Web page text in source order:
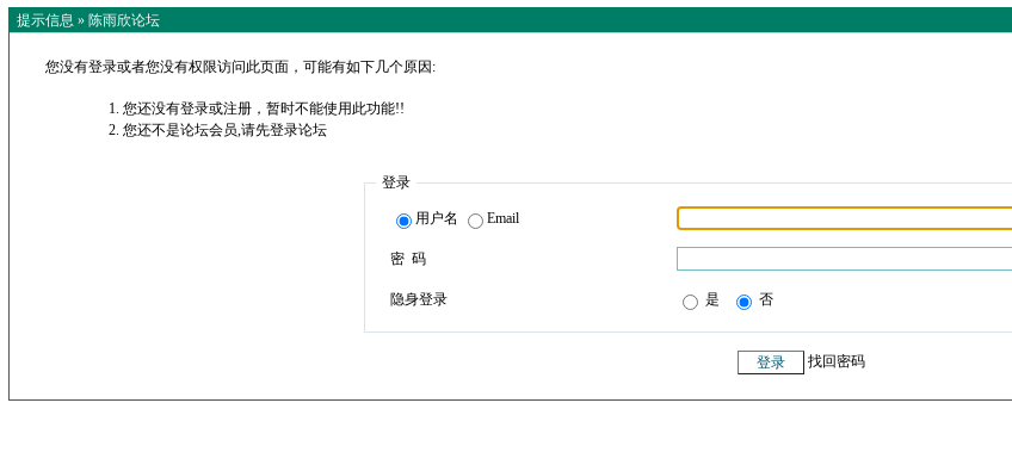
提示信息 » 陈雨欣论坛
您没有登录或者您没有权限访问此页面，可能有如下几个原因:
您还没有登录或注册，暂时不能使用此功能!!
您还不是论坛会员,请先登录论坛
登录
用户名 Email
密 码
隐身登录 是 否
找回密码